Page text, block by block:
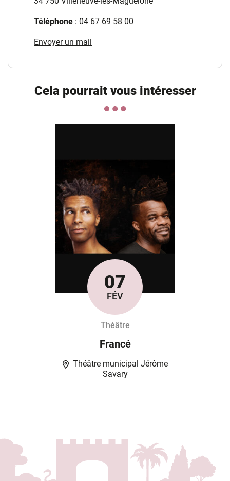
Téléphone : 04 67 69 58 00
Envoyer un mail
Cela pourrait vous intéresser
Le
07
FÉV
Théâtre
Francé
Théâtre municipal Jérôme
Savary